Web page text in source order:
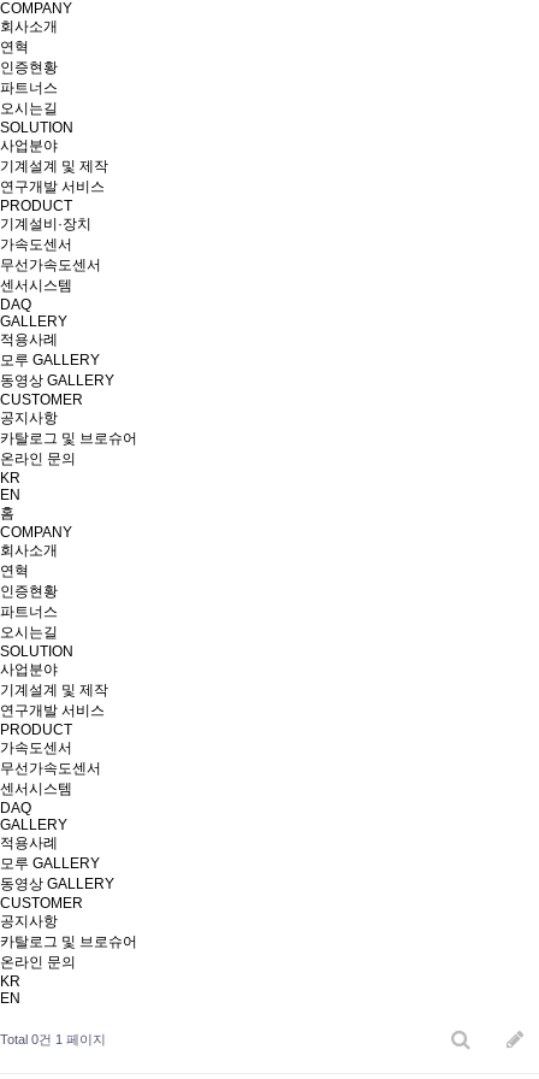
COMPANY
회사소개
연혁
인증현황
파트너스
오시는길
SOLUTION
사업분야
기계설계 및 제작
연구개발 서비스
PRODUCT
기계설비·장치
가속도센서
무선가속도센서
센서시스템
DAQ
GALLERY
적용사례
모루 GALLERY
동영상 GALLERY
CUSTOMER
공지사항
카탈로그 및 브로슈어
온라인 문의
KR
EN
홈
COMPANY
회사소개
연혁
인증현황
파트너스
오시는길
SOLUTION
사업분야
기계설계 및 제작
연구개발 서비스
PRODUCT
가속도센서
무선가속도센서
센서시스템
DAQ
GALLERY
적용사례
모루 GALLERY
동영상 GALLERY
CUSTOMER
공지사항
카탈로그 및 브로슈어
온라인 문의
KR
EN
Total 0건 1 페이지